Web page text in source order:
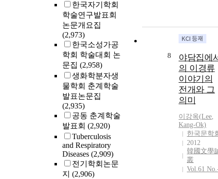
한국자기학회
학술연구발표회
논문개요집
(2,973)
한국소성가공
학회 학술대회 논
문집 (2,958)
생화학분자생
물학회 춘계학술
발표논문집
(2,935)
공동 춘계학술
발표회 (2,920)
Tuberculosis
and Respiratory
Diseases (2,909)
전기학회논문
지 (2,906)
8
야담집에
의 이경류
이야기의
전개와 그
의미
이강옥(Lee,
Kang-Ok)
한국문학
2012
韓國文學
叢
Vol.61